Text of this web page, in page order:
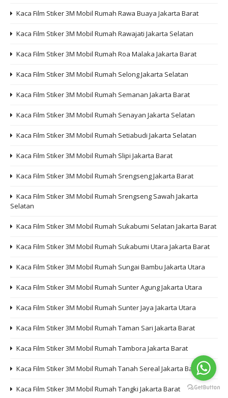
Kaca Film Stiker 3M Mobil Rumah Rawa Buaya Jakarta Barat
Kaca Film Stiker 3M Mobil Rumah Rawajati Jakarta Selatan
Kaca Film Stiker 3M Mobil Rumah Roa Malaka Jakarta Barat
Kaca Film Stiker 3M Mobil Rumah Selong Jakarta Selatan
Kaca Film Stiker 3M Mobil Rumah Semanan Jakarta Barat
Kaca Film Stiker 3M Mobil Rumah Senayan Jakarta Selatan
Kaca Film Stiker 3M Mobil Rumah Setiabudi Jakarta Selatan
Kaca Film Stiker 3M Mobil Rumah Slipi Jakarta Barat
Kaca Film Stiker 3M Mobil Rumah Srengseng Jakarta Barat
Kaca Film Stiker 3M Mobil Rumah Srengseng Sawah Jakarta
Selatan
Kaca Film Stiker 3M Mobil Rumah Sukabumi Selatan Jakarta Barat
Kaca Film Stiker 3M Mobil Rumah Sukabumi Utara Jakarta Barat
Kaca Film Stiker 3M Mobil Rumah Sungai Bambu Jakarta Utara
Kaca Film Stiker 3M Mobil Rumah Sunter Agung Jakarta Utara
Kaca Film Stiker 3M Mobil Rumah Sunter Jaya Jakarta Utara
Kaca Film Stiker 3M Mobil Rumah Taman Sari Jakarta Barat
Kaca Film Stiker 3M Mobil Rumah Tambora Jakarta Barat
Kaca Film Stiker 3M Mobil Rumah Tanah Sereal Jakarta Barat
Kaca Film Stiker 3M Mobil Rumah Tangki Jakarta Barat